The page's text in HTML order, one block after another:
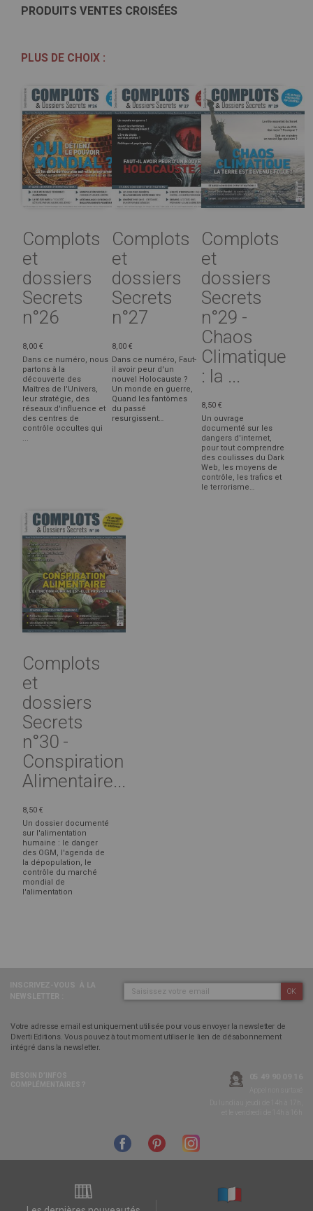
PRODUITS VENTES CROISÉES
PLUS DE CHOIX :
Complots
et
dossiers
Secrets
n°26
8,00 €
Dans ce numéro, nous
partons à la
découverte des
Maîtres de l'Univers,
leur stratégie, des
réseaux d'influence et
des centres de
contrôle occultes qui
...
Complots
et
dossiers
Secrets
n°27
8,00 €
Dans ce numéro, Faut-
il avoir peur d'un
nouvel Holocauste ?
Un monde en guerre,
Quand les fantômes
du passé
resurgissent…
Complots
et
dossiers
Secrets
n°29 -
Chaos
Climatique
: la ...
8,50 €
Un ouvrage
documenté sur les
dangers d'internet,
pour tout comprendre
des coulisses du Dark
Web, les moyens de
contrôle, les trafics et
le terrorisme…
Complots
et
dossiers
Secrets
n°30 -
Conspiration
Alimentaire...
8,50 €
Un dossier documenté
sur l'alimentation
humaine : le danger
des OGM, l'agenda de
la dépopulation, le
contrôle du marché
mondial de
l'alimentation
OK
Votre adresse email est uniquement utilisée pour vous envoyer la newsletter de
Diverti Editions. Vous pouvez à tout moment utiliser le lien de désabonnement
intégré dans la newsletter.